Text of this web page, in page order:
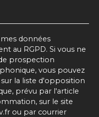
données
au RGPD. Si vous ne
prospection
vous pouvez
la liste d'opposition
prévu par l'article
sur le site
ou par courrier